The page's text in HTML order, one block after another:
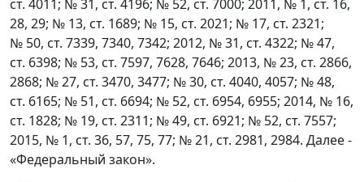
ст. 4011; № 31, ст. 4196; № 52, ст. 7000; 2011, № 1, ст. 16,
28, 29; № 13, ст. 1689; № 15, ст. 2021; № 17, ст. 2321;
№ 50, ст. 7339, 7340, 7342; 2012, № 31, ст. 4322; № 47,
ст. 6398; № 53, ст. 7597, 7628, 7646; 2013, № 23, ст. 2866,
2868; № 27, ст. 3470, 3477; № 30, ст. 4040, 4057; № 48,
ст. 6165; № 51, ст. 6694; № 52, ст. 6954, 6955; 2014, № 16,
ст. 1828; № 19, ст. 2311; № 49, ст. 6921; № 52, ст. 7557;
2015, № 1, ст. 36, 57, 75, 77; № 21, ст. 2981, 2984. Далее -
«Федеральный закон».